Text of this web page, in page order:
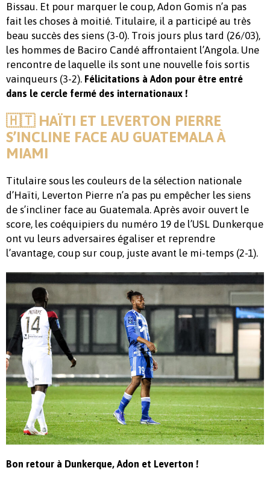
Bissau. Et pour marquer le coup, Adon Gomis n’a pas
fait les choses à moitié. Titulaire, il a participé au très
beau succès des siens (3-0). Trois jours plus tard (26/03),
les hommes de Baciro Candé affrontaient l’Angola. Une
rencontre de laquelle ils sont une nouvelle fois sortis
vainqueurs (3-2). Félicitations à Adon pour être entré
dans le cercle fermé des internationaux !
🇭🇹 HAÏTI ET LEVERTON PIERRE
S’INCLINE FACE AU GUATEMALA À
MIAMI
Titulaire sous les couleurs de la sélection nationale
d’Haïti, Leverton Pierre n’a pas pu empêcher les siens
de s’incliner face au Guatemala. Après avoir ouvert le
score, les coéquipiers du numéro 19 de l’USL Dunkerque
ont vu leurs adversaires égaliser et reprendre
l’avantage, coup sur coup, juste avant le mi-temps (2-1).
Bon retour à Dunkerque, Adon et Leverton !